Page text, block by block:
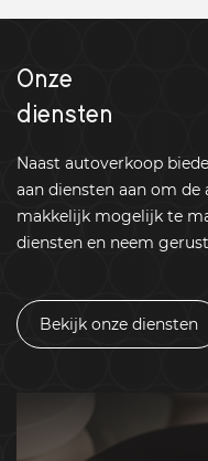
Onze
diensten
Naast autoverkoop
aan diensten aan om de
makkelijk mogelijk te
diensten en neem
Bekijk onze diensten